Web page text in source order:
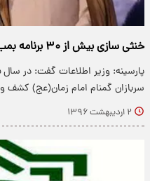
خنثی سازی بیش از ۳۰ برنامه بمب‌گذاری
سربازان گمنام امام زمان(عج)
۲ اردیبهشت ۱۳۹۶